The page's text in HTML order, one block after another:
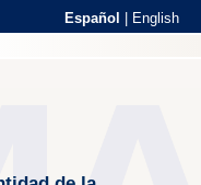
Español English